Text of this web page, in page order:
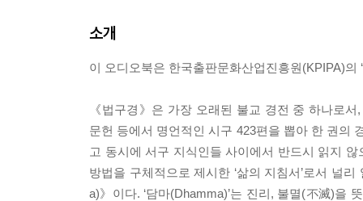
소개
이 오디오북은 한국출판문화산업진흥원(KPIPA)의
《법구경》은 가장 오래된 불교 경전 중 하나로
문헌 등에서 명언적인 시구 423편을 뽑아 한 권의
고 동시에 서구 지식인들 사이에서 반드시 읽지
방법을 구체적으로 제시한 ‘삶의 지침서’로서 널
a)》이다. ‘담마(Dhamma)’는 진리, 불멸(不滅)을